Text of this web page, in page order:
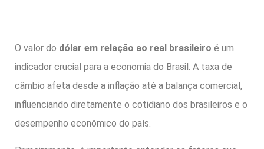
O valor do dólar em relação ao real brasileiro é um
indicador crucial para a economia do Brasil. A taxa de
câmbio afeta desde a inflação até a balança comercial,
influenciando diretamente o cotidiano dos brasileiros e o
desempenho econômico do país.